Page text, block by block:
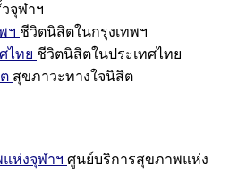
จุฬาฯ
ฯ ชีวิตนิสิตในกรุงเทพฯ
ไทย ชีวิตนิสิตในประเทศไทย
สุขภาวะทางใจนิสิต
ห่งจุฬาฯ ศูนย์บริการสุขภาพแห่ง